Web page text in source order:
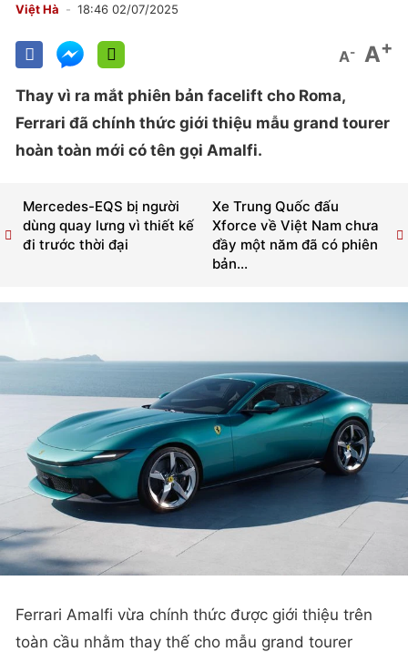
Việt Hà 18:46 02/07/2025
A- A+
Thay vì ra mắt phiên bản facelift cho Roma,
Ferrari đã chính thức giới thiệu mẫu grand tourer
hoàn toàn mới có tên gọi Amalfi.
Xe Trung Quốc đấu
Xforce về Việt Nam chưa
đầy một năm đã có phiên
bản...
Mercedes-EQS bị người
dùng quay lưng vì thiết kế
đi trước thời đại
Ferrari Amalfi vừa chính thức được giới thiệu trên
toàn cầu nhằm thay thế cho mẫu grand tourer